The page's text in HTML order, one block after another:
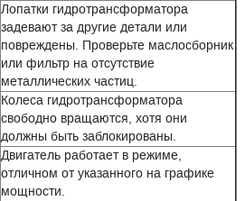
Лопатки гидротрансформатора
задевают за другие детали или
повреждены. Проверьте маслосборник
или фильтр на отсутствие
металлических частиц.
Колеса гидротрансформатора
свободно вращаются, хотя они
должны быть заблокированы.
Двигатель работает в режиме,
отличном от указанного на графике
мощности.